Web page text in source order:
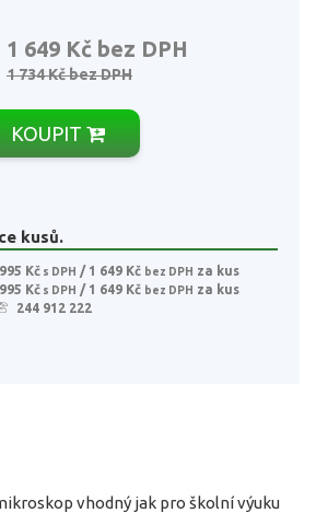
1 649 Kč bez DPH
1 734 Kčbez DPH
KOUPIT
kusů.
Kč s DPH / 1 649 Kč bez DPH za kus
Kč s DPH / 1 649 Kč bez DPH za kus
244 912 222
vhodný jak pro školní výuku